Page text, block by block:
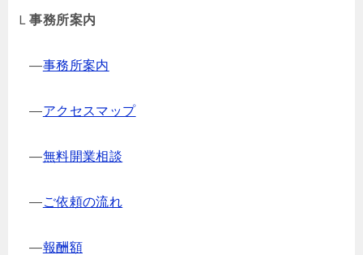
Ｌ事務所案内
―事務所案内
―アクセスマップ
―無料開業相談
―ご依頼の流れ
―報酬額